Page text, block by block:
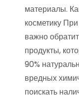
материалы.
косметику
важно
продукты,
90%
вредных
поискать